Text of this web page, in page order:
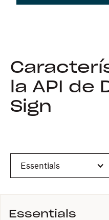
la API de
Sign
Essentials
Essentials